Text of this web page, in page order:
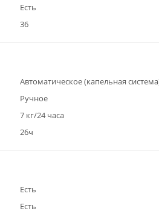
Есть
36
Автоматическое (капельная
Ручное
7 кг/24 часа
26ч
Есть
Есть